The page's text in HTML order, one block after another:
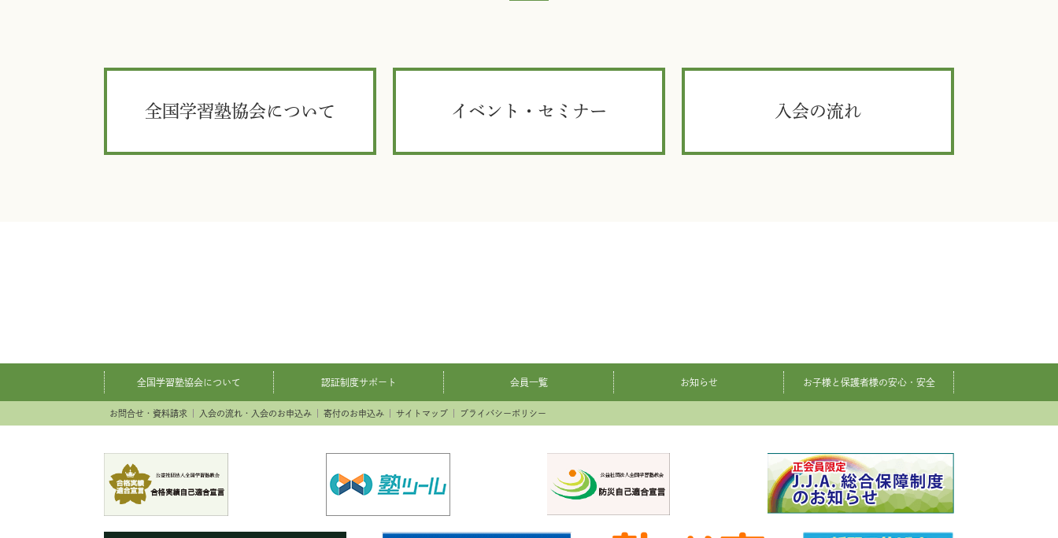
全国学習塾協会について イベント・セミナー 入会の流れ
全国学習塾協会について 認証制度サポート 会員一覧 お知らせ お子様と保護者様の安心・安全
お問合せ・資料請求 入会の流れ・入会のお申込み 寄付のお申込み サイトマップ プライバシーポリシー